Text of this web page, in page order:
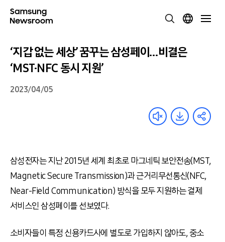
‘지갑 없는 세상’ 꿈꾸는 삼성페이…비결은
‘MST·NFC 동시 지원’
2023/04/05
삼성전자는 지난2015년 세계 최초로 마그네틱 보안전송(MST,
Magnetic Secure Transmission)과 근거리무선통신(NFC,
Near-Field Communication) 방식을 모두 지원하는 결제
서비스인 삼성페이를 선보였다.
소비자들이 특정 신용카드사에 별도로 가입하지 않아도,중소